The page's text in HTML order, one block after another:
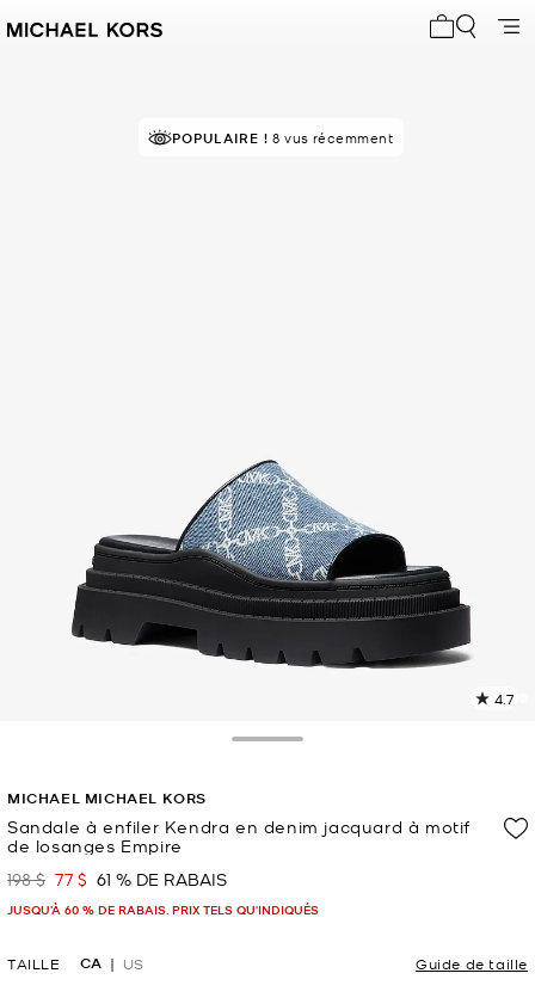
POPULAIRE ! 8 vus récemment
4.7
MICHAEL MICHAEL KORS
Sandale à enfiler Kendra en denim jacquard à motif
de losanges Empire
était
198 $ maintenant
77 $ 61 % DE RABAIS
JUSQU’À 60 % DE RABAIS. PRIX TELS QU'INDIQUÉS
TAILLE CA US Guide de taille